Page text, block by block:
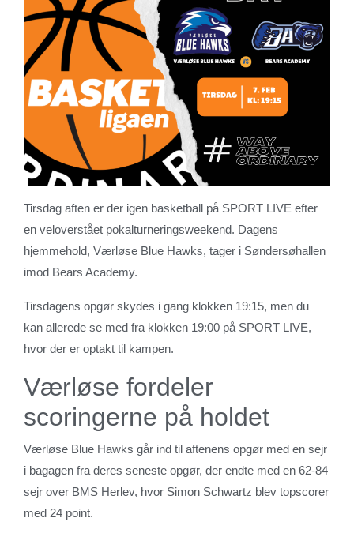
Tirsdag aften er der igen basketball på SPORT LIVE efter
en veloverstået pokalturneringsweekend. Dagens
hjemmehold, Værløse Blue Hawks, tager i Søndersøhallen
imod Bears Academy.
Tirsdagens opgør skydes i gang klokken 19:15, men du
kan allerede se med fra klokken 19:00 på SPORT LIVE,
hvor der er optakt til kampen.
Værløse fordeler
scoringerne på holdet
Værløse Blue Hawks går ind til aftenens opgør med en sejr
i bagagen fra deres seneste opgør, der endte med en 62-84
sejr over BMS Herlev, hvor Simon Schwartz blev topscorer
med 24 point.